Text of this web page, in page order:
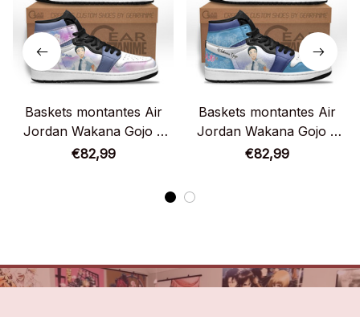
Baskets montantes Air
Jordan Wakana Gojo –
Chaussures montantes
€82,99
Baskets montantes Air
Jordan Wakana Gojo –
Chaussures montantes
€82,99